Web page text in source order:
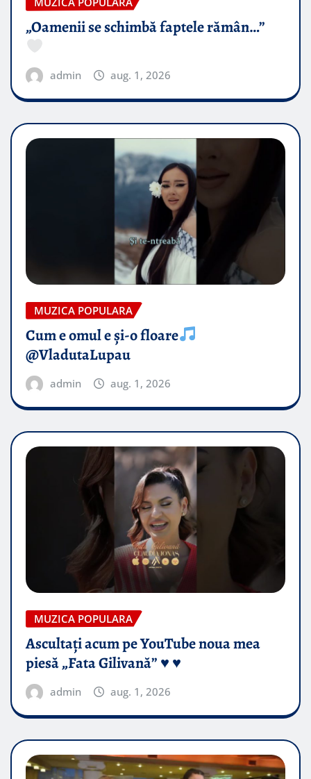
„Oamenii se schimbă faptele rămân…”
admin aug. 1, 2026
MUZICA POPULARA
Cum e omul e și-o floare
@VladutaLupau
admin aug. 1, 2026
MUZICA POPULARA
Ascultați acum pe YouTube noua mea
piesă „Fata Gilivană” ♥️ ♥️
admin aug. 1, 2026